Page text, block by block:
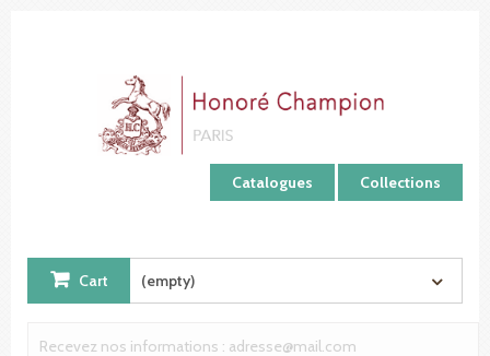
Catalogues Collections
Cart (empty)